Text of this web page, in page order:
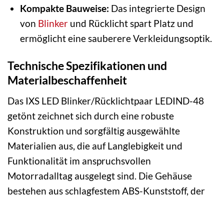
Kompakte Bauweise: Das integrierte Design
von Blinkerund Rücklicht spart Platz und
ermöglicht eine sauberere Verkleidungsoptik.
Technische Spezifikationen und
Materialbeschaffenheit
Das IXS LED Blinker/Rücklichtpaar LEDIND-48
getönt zeichnet sich durch eine robuste
Konstruktion und sorgfältig ausgewählte
Materialien aus, die auf Langlebigkeit und
Funktionalität im anspruchsvollen
Motorradalltag ausgelegt sind. Die Gehäuse
bestehen aus schlagfestem ABS-Kunststoff, der